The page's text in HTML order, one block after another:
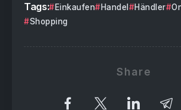
Tags: Einkaufen Handel Händler
Shopping
Share